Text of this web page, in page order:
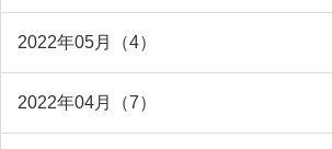
2022年05月（4）
2022年04月（7）